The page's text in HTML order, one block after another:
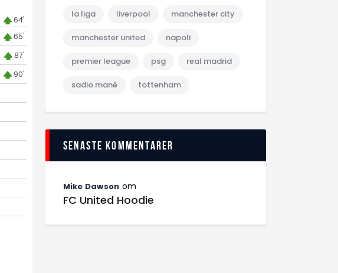
64'
65'
87'
90'
la liga liverpool manchester city
manchester united napoli
premier league psg real madrid
sadio mané tottenham
Senaste kommentarer
Mike Dawson om
FC United Hoodie